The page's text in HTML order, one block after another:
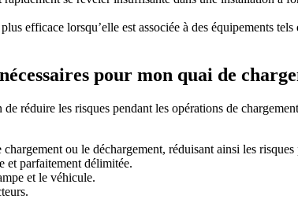
efficace lorsqu’elle est associée à des équipements
pour mon quai de
réduire les risques pendant les opérations de
ou le déchargement, réduisant ainsi les risques
et parfaitement délimitée.
et le véhicule.